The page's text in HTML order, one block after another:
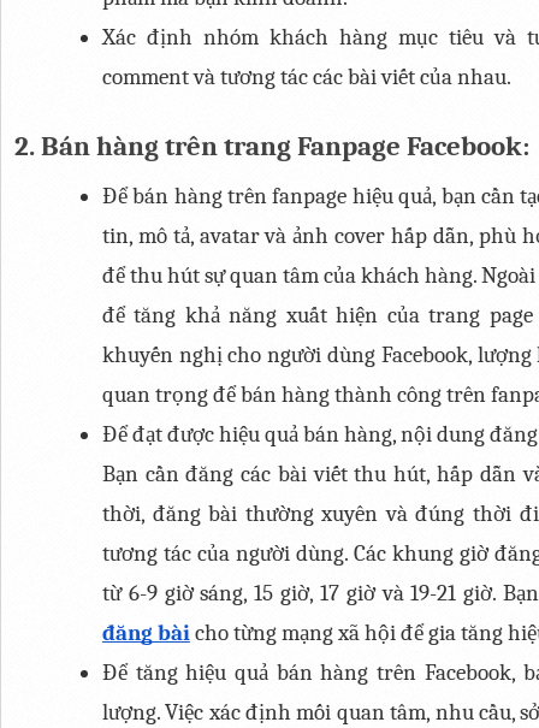
Xác định nhóm khách hàng mục tiêu và
comment và tương tác các bài viết của nhau.
2. Bán hàng trên trang Fanpage Facebook:
Để bán hàng trên fanpage hiệu quả, bạn cần
tin, mô tả, avatar và ảnh cover hấp dẫn, phù
để thu hút sự quan tâm của khách hàng.
để tăng khả năng xuất hiện của trang
khuyến nghị cho người dùng Facebook,
quan trọng để bán hàng thành công trên
Để đạt được hiệu quả bán hàng, nội dung
Bạn cần đăng các bài viết thu hút, hấp dẫn
thời, đăng bài thường xuyên và đúng thời
tương tác của người dùng. Các khung giờ
từ 6-9 giờ sáng, 15 giờ, 17 giờ và 19-21 giờ.
đăng bài cho từng mạng xã hội để gia tăng
Để tăng hiệu quả bán hàng trên Facebook,
lượng. Việc xác định mối quan tâm, nhu cầu,